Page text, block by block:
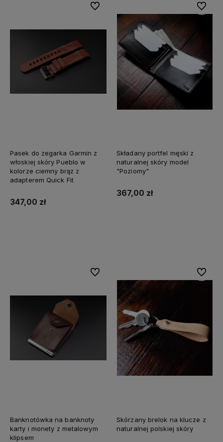
Pasek do zegarka Garmin z
włoskiej skóry Pueblo w
kolorze ciemny brąz z
adapterem Quick Fit
347,00 zł
Do ulubionych
Składany portfel męski z
naturalnej skóry model
"Poziomy"
367,00 zł
Do
Banknotówka na banknoty
karty i monety z metalowym
klipsem
Do ulubionych
Skórzany brelok na klucze z
naturalnej polskiej skóry
Do